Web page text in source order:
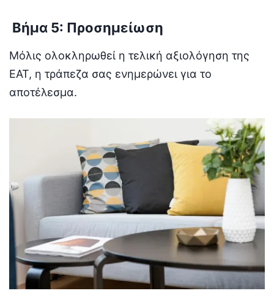
Βήμα 5: Προσημείωση
Μόλις ολοκληρωθεί η τελική αξιολόγηση της
ΕΑΤ, η τράπεζα σας ενημερώνει για το
αποτέλεσμα.